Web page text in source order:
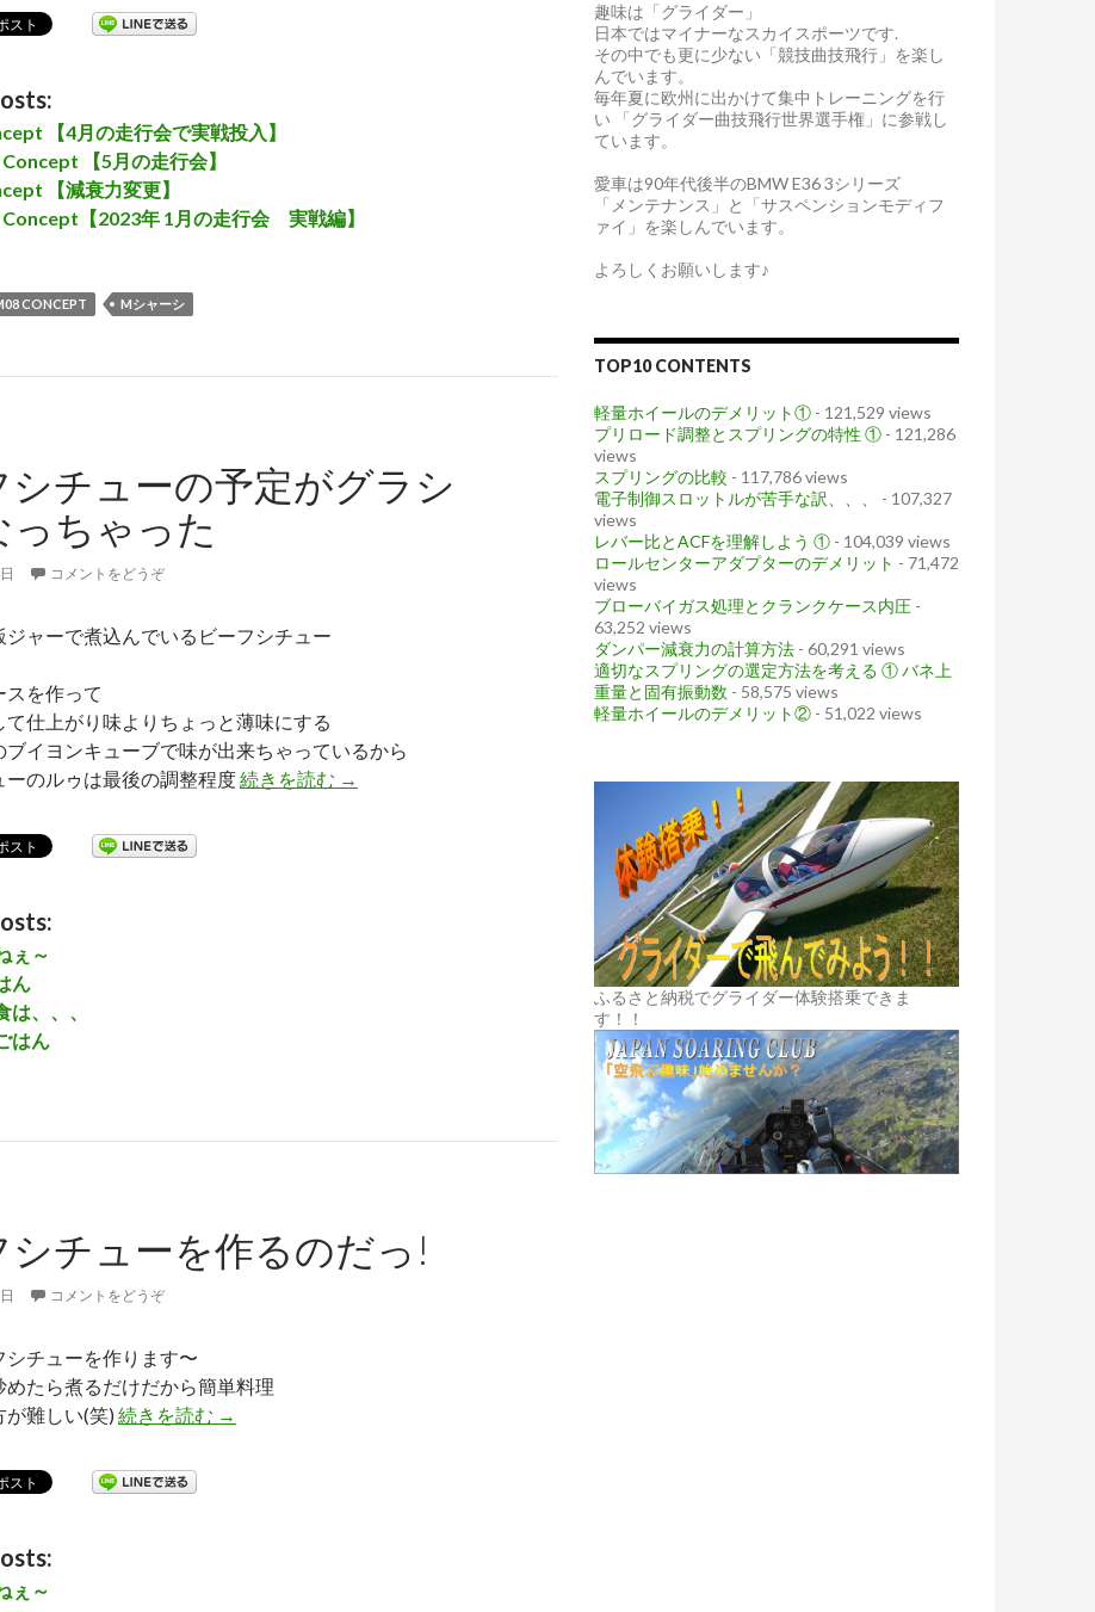
【4月の走行会で実戦投入】
【5月の走行会】
【減衰力変更】
【2023年 1月の走行会 実戦編】
CONCEPT Mシャーシ
シチューの予定がグラシ
っちゃった
コメントをどうぞ
ジャーで煮込んでいるビーフシチュー
スを作って
て仕上がり味よりちょっと薄味にする
ブイヨンキューブで味が出来ちゃっているから
ーのルゥは最後の調整程度続きを読む ビーフシチューの予定がグラシュになっちゃった
→
ぇ～
ん
は、、、
はん
シチューを作るのだっ!
コメントをどうぞ
シチューを作ります〜
めたら煮るだけだから簡単料理
が難しい(笑) 続きを読む ビーフシチューを作るのだっ!
→
ぇ～
趣味は「グライダー」
日本ではマイナーなスカイスポーツです.
その中でも更に少ない「競技曲技飛行」を楽し
んでいます。
毎年夏に欧州に出かけて集中トレーニングを行
い 「グライダー曲技飛行世界選手権」に参戦し
ています。
愛車は90年代後半のBMW E36 3シリーズ
「メンテナンス」と「サスペンションモディフ
ァイ」を楽しんでいます。
よろしくお願いします♪
TOP10 CONTENTS
軽量ホイールのデメリット① - 121,529 views
プリロード調整とスプリングの特性 ① - 121,286
views
スプリングの比較 - 117,786 views
電子制御スロットルが苦手な訳、、、
- 107,327
views
レバー比とACFを理解しよう ① - 104,039 views
ロールセンターアダプターのデメリット - 71,472
views
ブローバイガス処理とクランクケース内圧 -
63,252 views
ダンパー減衰力の計算方法 - 60,291 views
適切なスプリングの選定方法を考える ① バネ上
重量と固有振動数 - 58,575 views
軽量ホイールのデメリット② - 51,022 views
ふるさと納税でグライダー体験搭乗できま
す！！